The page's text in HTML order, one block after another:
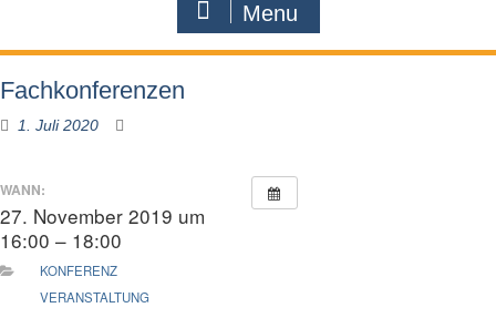
Menu
Fachkonferenzen
1. Juli 2020
WANN:
27. November 2019 um
16:00 – 18:00
KONFERENZ
VERANSTALTUNG